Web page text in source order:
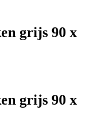
grijs 90 x
grijs 90 x